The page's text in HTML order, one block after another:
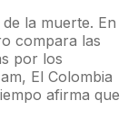
la muerte. En
compara las
por los
El Colombia
afirma que